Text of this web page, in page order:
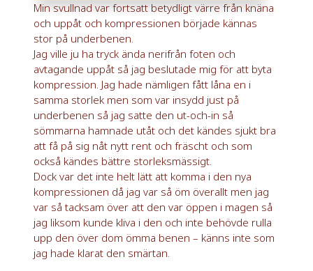
Min svullnad var fortsatt betydligt värre från knäna
och uppåt och kompressionen började kännas
stor på underbenen.
Jag ville ju ha tryck ända nerifrån foten och
avtagande uppåt så jag beslutade mig för att byta
kompression. Jag hade nämligen fått låna en i
samma storlek men som var insydd just på
underbenen så jag satte den ut-och-in så
sömmarna hamnade utåt och det kändes sjukt bra
att få på sig nåt nytt rent och fräscht och som
också kändes bättre storleksmässigt.
Dock var det inte helt lätt att komma i den nya
kompressionen då jag var så öm överallt men jag
var så tacksam över att den var öppen i magen så
jag liksom kunde kliva i den och inte behövde rulla
upp den över dom ömma benen – känns inte som
jag hade klarat den smärtan.